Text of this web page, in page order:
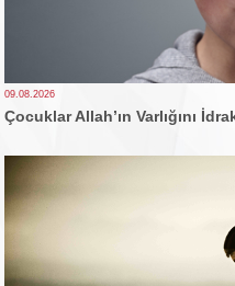
09.08.2026
Çocuklar Allah’ın Varlığını